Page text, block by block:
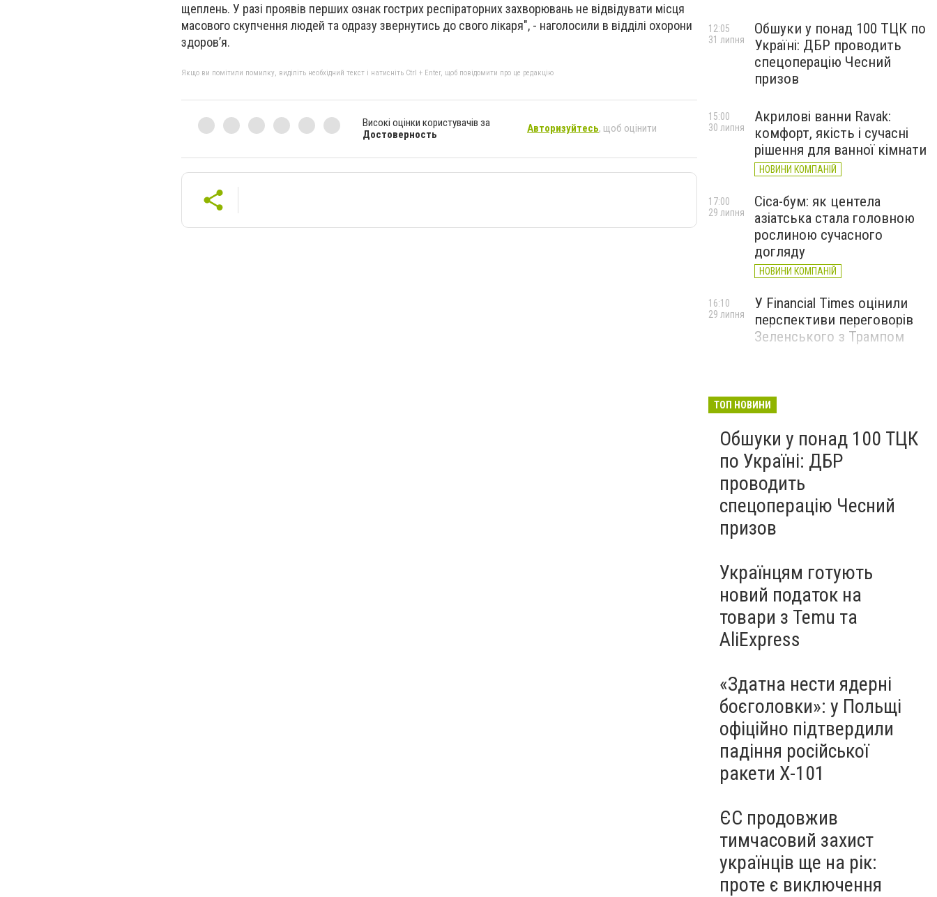
щеплень. У разі проявів перших ознак гострих респіраторних захворювань не відвідувати місця
масового скупчення людей та одразу звернутись до свого лікаря", - наголосили в відділі охорони
здоров’я.
Якщо ви помітили помилку, виділіть необхідний текст і натисніть Ctrl + Enter, щоб повідомити про це редакцію
Високі оцінки користувачів за
Достоверность
Авторизуйтесь, щоб оцінити
Обшуки у понад 100 ТЦК по
Україні: ДБР проводить
спецоперацію Чесний
призов
12:05
31 липня
Акрилові ванни Ravak:
комфорт, якість і сучасні
рішення для ванної кімнати
НОВИНИ КОМПАНІЙ
15:00
30 липня
Cica-бум: як центела
азіатська стала головною
рослиною сучасного
догляду
НОВИНИ КОМПАНІЙ
17:00
29 липня
У Financial Times оцінили
перспективи переговорів
Зеленського з Трампом
16:10
29 липня
ТОП НОВИНИ
Обшуки у понад 100 ТЦК
по Україні: ДБР
проводить
спецоперацію Чесний
призов
Українцям готують
новий податок на
товари з Temu та
AliExpress
«Здатна нести ядерні
боєголовки»: у Польщі
офіційно підтвердили
падіння російської
ракети Х-101
ЄС продовжив
тимчасовий захист
українців ще на рік:
проте є виключення